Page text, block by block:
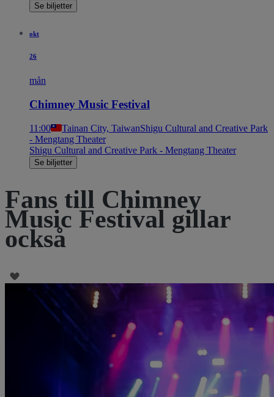
Se biljetter
okt
26
mån
Chimney Music Festival
11:00 Tainan City, TaiwanShigu Cultural and Creative Park
- Mengtang Theater
Shigu Cultural and Creative Park - Mengtang Theater
Se biljetter
Fans till Chimney
Music Festival gillar
också